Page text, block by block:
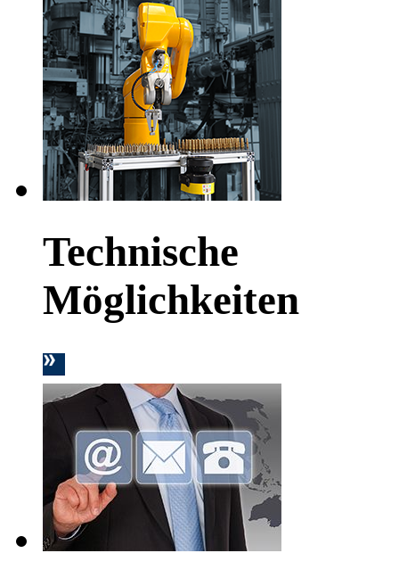
Technische
Möglichkeiten